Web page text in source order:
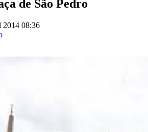
de São Pedro
2014 08:36